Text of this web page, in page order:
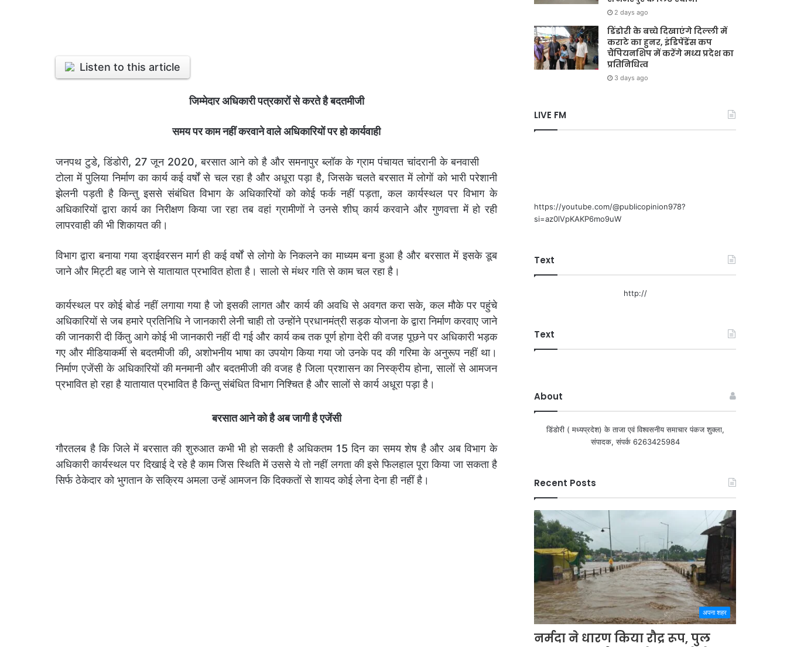
Listen to this article
जिम्मेदार अधिकारी पत्रकारों से करते है बदतमीजी
समय पर काम नहीं करवाने वाले अधिकारियों पर हो कार्यवाही
जनपथ टुडे, डिंडोरी, 27 जून 2020, बरसात आने को है और समनापुर ब्लॉक के ग्राम पंचायत चांदरानी के बनवासी
टोला में पुलिया निर्माण का कार्य कई वर्षों से चल रहा है और अधूरा पड़ा है, जिसके चलते बरसात में लोगों को भारी परेशानी
झेलनी पड़ती है किन्तु इससे संबंधित विभाग के अधिकारियों को कोई फर्क नहीं पड़ता, कल कार्यस्थल पर विभाग के
अधिकारियों द्वारा कार्य का निरीक्षण किया जा रहा तब वहां ग्रामीणों ने उनसे शीघ् कार्य करवाने और गुणवत्ता में हो रही
लापरवाही की भी शिकायत की।
विभाग द्वारा बनाया गया ड्राईवरसन मार्ग ही कई वर्षों से लोगो के निकलने का माध्यम बना हुआ है और बरसात में इसके डूब
जाने और मिट्टी बह जाने से यातायात प्रभावित होता है। सालो से मंथर गति से काम चल रहा है।
कार्यस्थल पर कोई बोर्ड नहीं लगाया गया है जो इसकी लागत और कार्य की अवधि से अवगत करा सके, कल मौके पर पहुंचे
अधिकारियों से जब हमारे प्रतिनिधि ने जानकारी लेनी चाही तो उन्होंने प्रधानमंत्री सड़क योजना के द्वारा निर्माण करवाए जाने
की जानकारी दी किंतु आगे कोई भी जानकारी नहीं दी गई और कार्य कब तक पूर्ण होगा देरी की वजह पूछने पर अधिकारी भड़क
गए और मीडियाकर्मी से बदतमीजी की, अशोभनीय भाषा का उपयोग किया गया जो उनके पद की गरिमा के अनुरूप नहीं था।
निर्माण एजेंसी के अधिकारियों की मनमानी और बदतमीजी की वजह है जिला प्रशासन का निस्क्रीय होना, सालों से आमजन
प्रभावित हो रहा है यातायात प्रभावित है किन्तु संबंधित विभाग निश्चित है और सालों से कार्य अधूरा पड़ा है।
बरसात आने को है अब जागी है एजेंसी
गौरतलब है कि जिले में बरसात की शुरुआत कभी भी हो सकती है अधिकतम 15 दिन का समय शेष है और अब विभाग के
अधिकारी कार्यस्थल पर दिखाई दे रहे है काम जिस स्थिति में उससे ये तो नहीं लगता की इसे फिलहाल पूरा किया जा सकता है
सिर्फ ठेकेदार को भुगतान के सक्रिय अमला उन्हें आमजन कि दिक्कतों से शायद कोई लेना देना ही नहीं है।
2 days ago
डिंडोरी के बच्चे दिखाएंगे दिल्ली में
कराटे का हुनर, इंडिपेंडेंस कप
चैंपियनशिप में करेंगे मध्य प्रदेश का
प्रतिनिधित्व
3 days ago
LIVE FM
https://youtube.com/@publicopinion978?
si=az0lVpKAKP6mo9uW
Text
http://
Text
About
डिंडोरी ( मध्यप्रदेश) के ताजा एवं विश्वसनीय समाचार पंकज शुक्ला,
संपादक, संपर्क 6263425984
Recent Posts
अपना शहर
नर्मदा ने धारण किया रौद्र रूप, पुल